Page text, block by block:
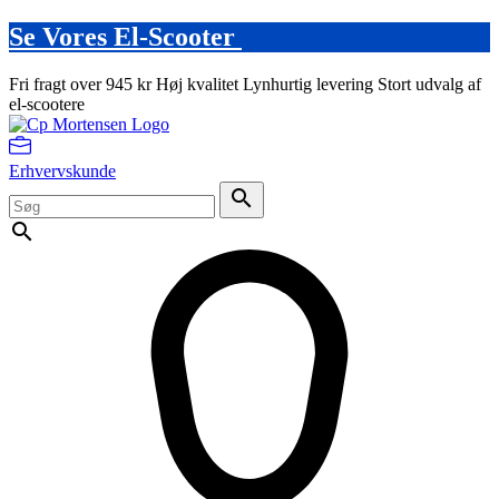
Se Vores El-Scooter
Fri fragt over 945 kr Høj kvalitet Lynhurtig levering Stort udvalg af
el-scootere
Erhvervskunde
search
search